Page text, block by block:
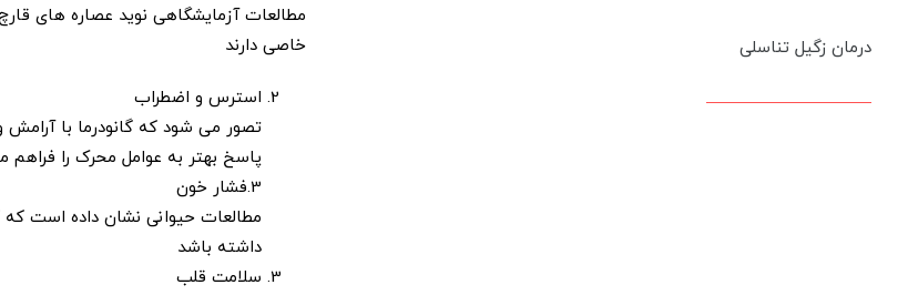
مطالعات آزمایشگاهی نوید عصاره های
خاصی دارند
استرس و اضطراب
تصور می شود که گانودرما با
پاسخ بهتر به عوامل محرک را فراهم
3.فشار خون
مطالعات حیوانی نشان داده است
داشته باشد
سلامت قلب
درمان زگیل تناسلی